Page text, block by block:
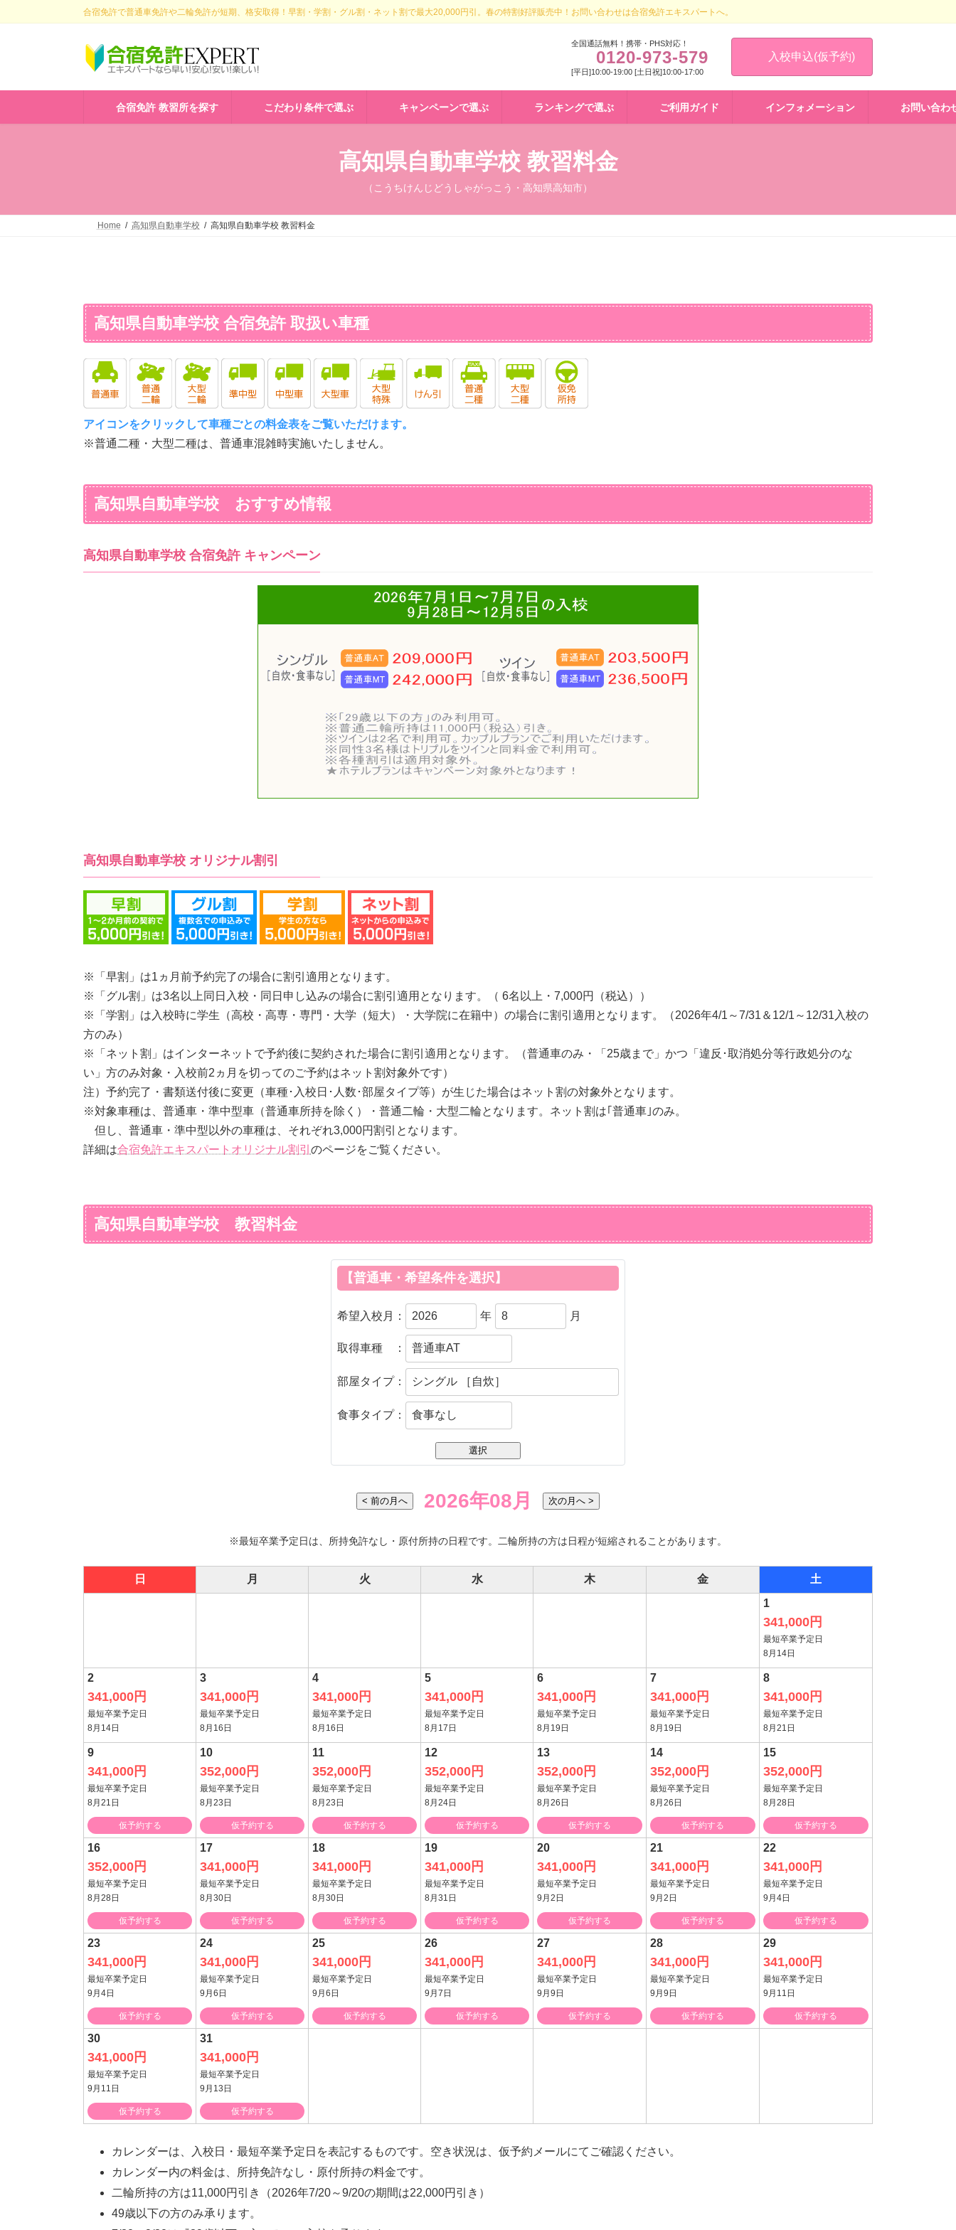
ン
ッ
ビ
移
合宿免許で普通車免許や二輪免許が短期、格安取得！早割・学割・グル割・ネット割で最大20,000円引。春の特割好評販売中！お問い合わせは合宿免許エキスパートへ。
全国通話無料！携帯・PHS対応！
0120-973-579
[平日]10:00-19:00 [土日祝]10:00-17:00
入校申込(仮予約)
合宿免許 教習所を探す こだわり条件で選ぶ キャンペーンで選ぶ ランキングで選ぶ ご利用ガイド インフォメーション お問い合わ
高知県自動車学校 教習料金
（こうちけんじどうしゃがっこう・高知県高知市）
Home 高知県自動車学校 高知県自動車学校 教習料金
高知県自動車学校 合宿免許 取扱い車種
アイコンをクリックして車種ごとの料金表をご覧いただけます。
※普通二種・大型二種は、普通車混雑時実施いたしません。
高知県自動車学校 おすすめ情報
高知県自動車学校 合宿免許 キャンペーン
高知県自動車学校 オリジナル割引
※「早割」は1ヵ月前予約完了の場合に割引適用となります。
※「グル割」は3名以上同日入校・同日申し込みの場合に割引適用となります。（ 6名以上・7,000円（税込））
※「学割」は入校時に学生（高校・高専・専門・大学（短大）・大学院に在籍中）の場合に割引適用となります。（2026年4/1～7/31＆12/1～12/31入校の
方のみ）
※「ネット割」はインターネットで予約後に契約された場合に割引適用となります。（普通車のみ・「25歳まで」かつ「違反･取消処分等行政処分のな
い」方のみ対象・入校前2ヵ月を切ってのご予約はネット割対象外です）
注）予約完了・書類送付後に変更（車種･入校日･人数･部屋タイプ等）が生じた場合はネット割の対象外となります。
※対象車種は、普通車・準中型車（普通車所持を除く）・普通二輪・大型二輪となります。ネット割は｢普通車｣のみ。
但し、普通車・準中型以外の車種は、それぞれ3,000円割引となります。
詳細は合宿免許エキスパートオリジナル割引 のページをご覧ください。
高知県自動車学校 教習料金
【普通車・希望条件を選択】
希望入校月： 年 月
取得車種 ：
部屋タイプ：
食事タイプ：
< 前の月へ 2026年08月 次の月へ >
最短卒業予定日は、所持免許なし・原付所持の日程です。二輪所持の方は日程が短縮されることがあります。
日 月 火 水 木 金
土
1
341,000円
最短卒業予定日
8月14日
2
341,000円
最短卒業予定日
8月14日
3
341,000円
最短卒業予定日
8月16日
4
341,000円
最短卒業予定日
8月16日
5
341,000円
最短卒業予定日
8月17日
6
341,000円
最短卒業予定日
8月19日
7
341,000円
最短卒業予定日
8月19日
8
341,000円
最短卒業予定日
8月21日
9
341,000円
最短卒業予定日
8月21日
仮予約する
10
352,000円
最短卒業予定日
8月23日
仮予約する
11
352,000円
最短卒業予定日
8月23日
仮予約する
12
352,000円
最短卒業予定日
8月24日
仮予約する
13
352,000円
最短卒業予定日
8月26日
仮予約する
14
352,000円
最短卒業予定日
8月26日
仮予約する
15
352,000円
最短卒業予定日
8月28日
仮予約する
16
352,000円
最短卒業予定日
8月28日
仮予約する
17
341,000円
最短卒業予定日
8月30日
仮予約する
18
341,000円
最短卒業予定日
8月30日
仮予約する
19
341,000円
最短卒業予定日
8月31日
仮予約する
20
341,000円
最短卒業予定日
9月2日
仮予約する
21
341,000円
最短卒業予定日
9月2日
仮予約する
22
341,000円
最短卒業予定日
9月4日
仮予約する
23
341,000円
最短卒業予定日
9月4日
仮予約する
24
341,000円
最短卒業予定日
9月6日
仮予約する
25
341,000円
最短卒業予定日
9月6日
仮予約する
26
341,000円
最短卒業予定日
9月7日
仮予約する
27
341,000円
最短卒業予定日
9月9日
仮予約する
28
341,000円
最短卒業予定日
9月9日
仮予約する
29
341,000円
最短卒業予定日
9月11日
仮予約する
30
341,000円
最短卒業予定日
9月11日
仮予約する
31
341,000円
最短卒業予定日
9月13日
仮予約する
カレンダーは、入校日・最短卒業予定日を表記するものです。空き状況は、仮予約メールにてご確認ください。
カレンダー内の料金は、所持免許なし・原付所持の料金です。
二輪所持の方は11,000円引き（2026年7/20～9/20の期間は22,000円引き）
49歳以下の方のみ承ります。